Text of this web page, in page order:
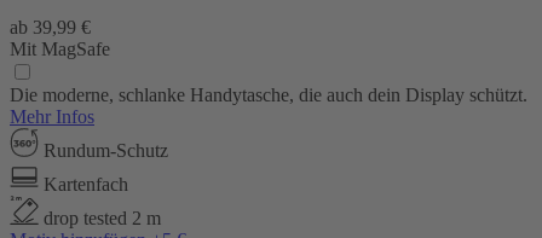
ab 39,99 €
Mit MagSafe
Die moderne, schlanke Handytasche, die auch dein Display schützt.
Mehr Infos
Rundum-Schutz
Kartenfach
drop tested 2 m